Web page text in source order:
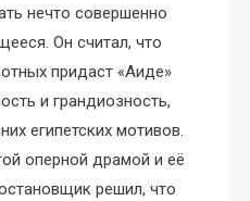
нечто совершенно
Он считал, что
придаст «Аиде»
и грандиозность,
египетских мотивов.
оперной драмой и её
решил, что